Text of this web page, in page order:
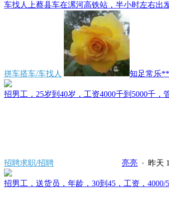
车找人上蔡县车在漯河高铁站，半小时左右出
拼车搭车/车找人 知足常乐
招男工，25岁到40岁，工资4000千到5000千
招聘求职/招聘 亮亮 · 昨天
招男工，送货员，年龄，30到45，工资，4000/